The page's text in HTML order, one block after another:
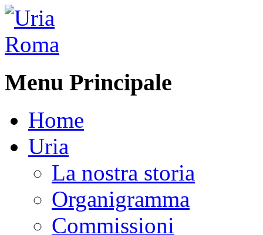
Menu Principale
Home
Uria
La nostra storia
Organigramma
Commissioni